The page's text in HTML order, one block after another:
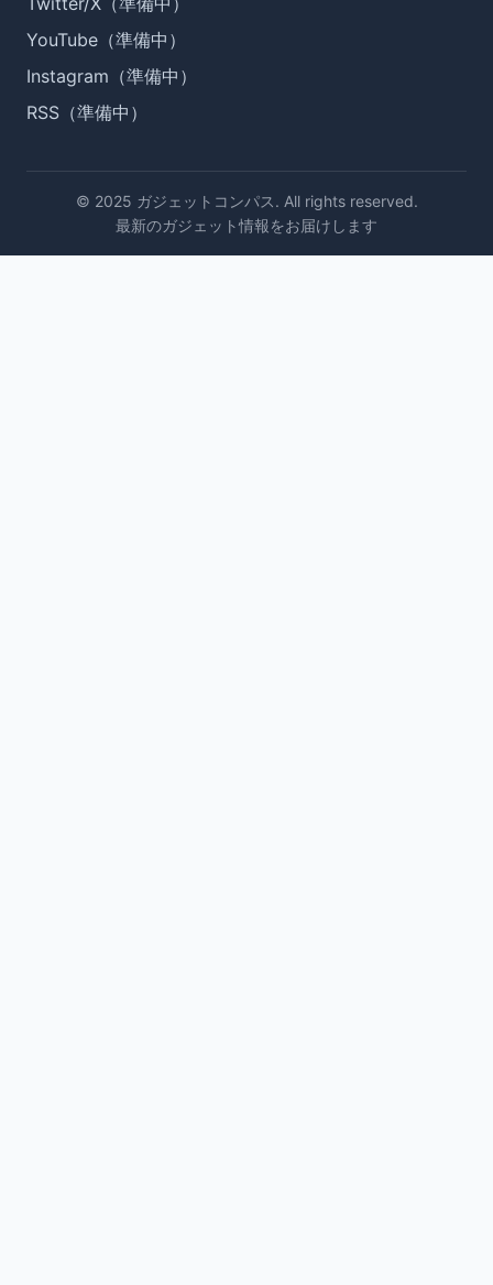
YouTube（準備中）
Instagram（準備中）
RSS（準備中）
© 2025 ガジェットコンパス. All rights reserved.
最新のガジェット情報をお届けします